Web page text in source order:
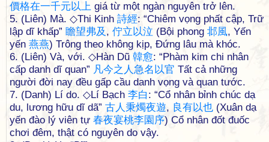
價格在一千元以上 giá từ một ngàn nguyên trở lên.
5. (Liên) Mà. ◇Thi Kinh 詩經: “Chiêm vọng phất cập, Trữ
lập dĩ khấp” 瞻望弗及 , 佇立以泣 (Bội phong 邶風, Yến
yến 燕燕) Trông theo không kịp, Đứng lâu mà khóc.
6. (Liên) Và, với. ◇Hàn Dũ 韓愈: “Phàm kim chi nhân
cấp danh dĩ quan” 凡今之 人急名以官 Tất cả những
người đời nay đều gấp cầu danh vọng và quan tước.
7. (Danh) Lí do. ◇Lí Bạch 李白 : “Cổ nhân bỉnh chúc dạ
du, lương hữu dĩ dã” 古人 秉燭夜遊, 良有以也 (Xuân dạ
yến đào lý viên tự 春夜宴桃李園序) Cổ nhân đốt đuốc
chơi đêm, thật có nguyên do vậy.